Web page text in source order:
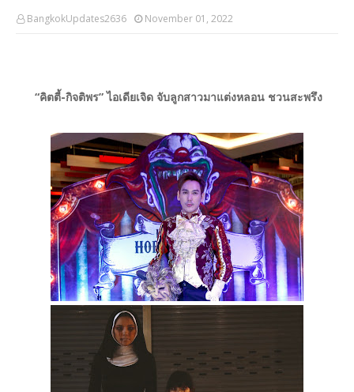
BangkokUpdates2636 November 01, 2022
“คิตตี้-กิจติพร” ไอเดียเจิด จับลูกสาวมาแต่งหลอน ชวนสะพรึง